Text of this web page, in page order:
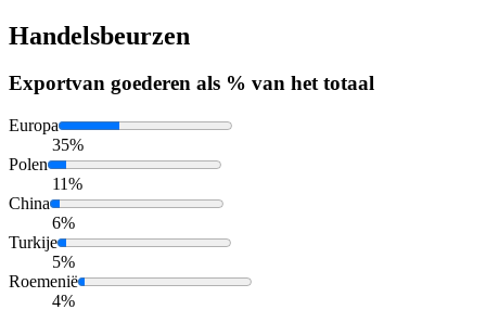
Handelsbeurzen
Exportvan goederen als % van het totaal
Europa
35%
Polen
11%
China
6%
Turkije
5%
Roemenië
4%